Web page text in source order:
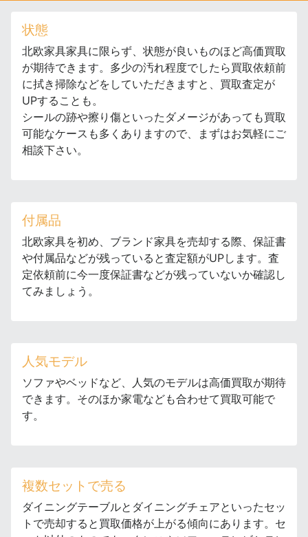
状態
北欧家具家具に限らず、状態が良いものほど高価買取
が期待できます。多少の汚れ程度でしたら買取依頼前
に拭き掃除などをしていただきますと、買取査定が
UPすることも。
シールの跡や擦り傷といったダメージがあっても買取
可能なケースも多くありますので、まずはお気軽にご
相談下さい。
付属品
北欧家具を初め、ブランド家具を売却する際、保証書
や付属品などが残っていると査定額がUPします。査
定依頼前に今一度保証書などが残っていないか確認し
てみましょう。
人気モデル
ソファやベッドなど、人気のモデルは高価買取が期待
できます。そのほか家電なども合わせて買取可能で
す。
複数セットで売る
ダイニングテーブルとダイニングチェアといったセッ
トで売却すると買取価格が上がる傾向にあります。セ